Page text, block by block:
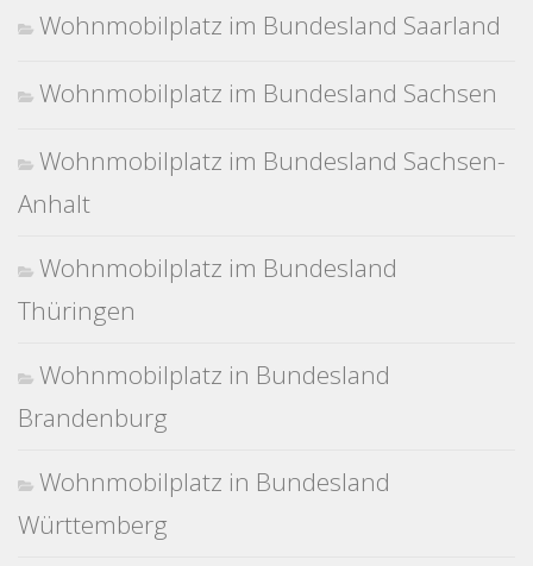
Wohnmobilplatz im Bundesland Saarland
Wohnmobilplatz im Bundesland Sachsen
Wohnmobilplatz im Bundesland Sachsen-
Anhalt
Wohnmobilplatz im Bundesland
Thüringen
Wohnmobilplatz in Bundesland
Brandenburg
Wohnmobilplatz in Bundesland
Württemberg